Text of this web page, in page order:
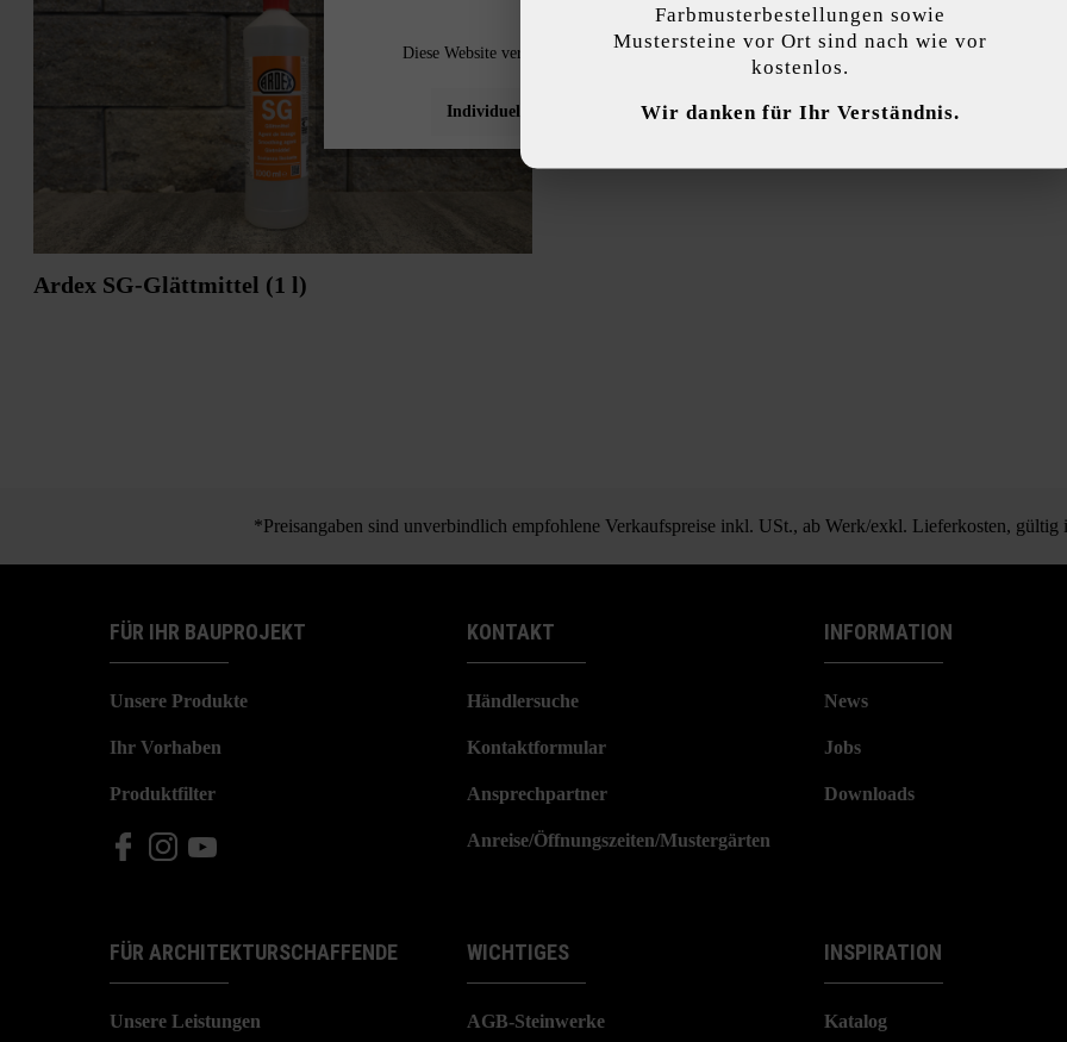
Ardex SG-Glättmittel (1 l)
*Preisangaben sind unverbindlich empfohlene Verkaufspreise inkl. USt., ab Werk/exkl. Lieferkosten,
FÜR IHR BAUPROJEKT
Unsere Produkte
Ihr Vorhaben
Produktfilter
FÜR ARCHITEKTURSCHAFFENDE
Unsere Leistungen
KONTAKT
Händlersuche
Kontaktformular
Ansprechpartner
Anreise/Öffnungszeiten/Mustergärten
WICHTIGES
AGB-Steinwerke
INFORMATION
News
Jobs
Downloads
INSPIRATION
Katalog
Diese Website verwendet Cookies, um Ihnen die bestmögliche Funktionalität bieten zu können...
Individuelle Einstellungen Nur funktionale Cookies akzeptieren Alle
Farbmusterbestellungen sowie
Mustersteine vor Ort sind nach wie vor
kostenlos.
Wir danken für Ihr Verständnis.